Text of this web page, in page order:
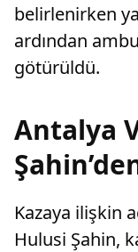
belirlenirken
ardından
götürüldü.
Antalya
Kazaya ilişkin
Hulusi Şahin,